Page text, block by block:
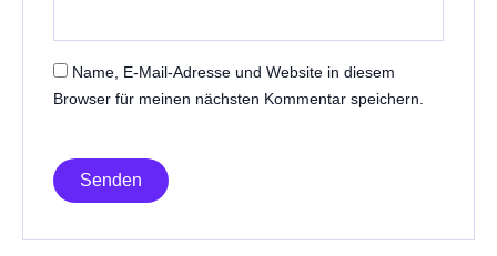
Name, E-Mail-Adresse und Website in diesem
Browser für meinen nächsten Kommentar speichern.